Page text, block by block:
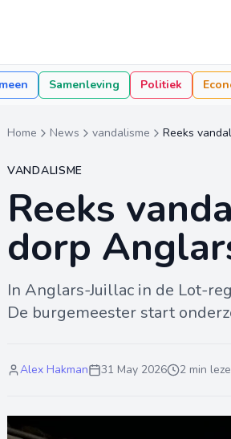
Samenleving Politiek
Home News vandalisme Reeks
VANDALISME
Reeks
dorp
In Anglars-Juillac in de Lot-
De burgemeester start
Alex Hakman 31 May 2026 2 min